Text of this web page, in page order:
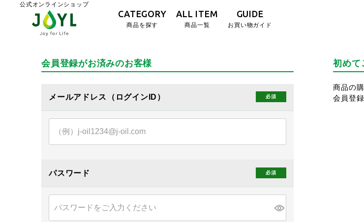
公式オンラインショップ
CATEGORY
商品を探す
ALL ITEM
商品一覧
GUIDE
お買い物ガイド
会員登録がお済みのお客様
メールアドレス
パスワード
初めて
商品の
会員登